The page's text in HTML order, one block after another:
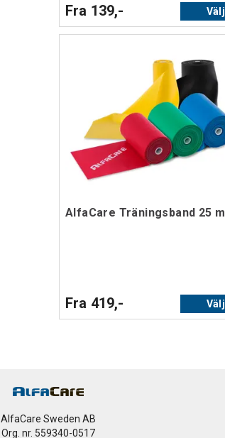
Fra 139,- Välj
AlfaCare Träningsband 25 m
Fra 419,- Välj
AlfaCare Sweden AB
Org. nr. 559340-0517